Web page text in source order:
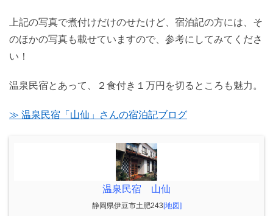
上記の写真で煮付けだけのせたけど、宿泊記の方には、そ
のほかの写真も載せていますので、参考にしてみてくださ
い！
温泉民宿とあって、２食付き１万円を切るところも魅力。
≫ 温泉民宿「山仙」さんの宿泊記ブログ
温泉民宿 山仙
静岡県伊豆市土肥243 [地図]